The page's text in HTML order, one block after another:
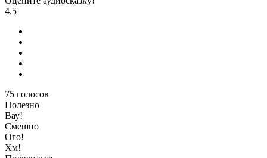
4.5
75 голосов
Полезно
Вау!
Смешно
Ого!
Хм!